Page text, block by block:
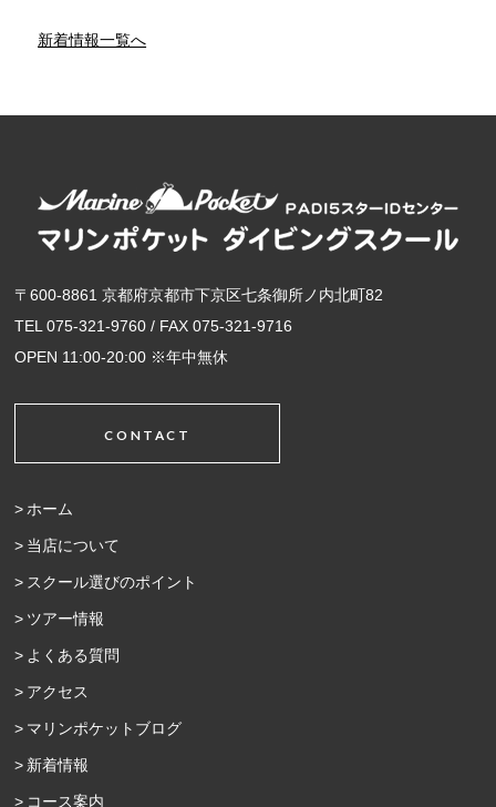
新着情報一覧へ
〒600-8861 京都府京都市下京区七条御所ノ内北町82
TEL 075-321-9760 / FAX 075-321-9716
OPEN 11:00-20:00 ※年中無休
CONTACT
ホーム
当店について
スクール選びのポイント
ツアー情報
よくある質問
アクセス
マリンポケットブログ
新着情報
コース案内